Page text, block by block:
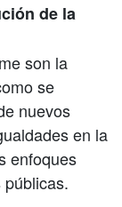
de la
son la
se
nuevos
en la
enfoques